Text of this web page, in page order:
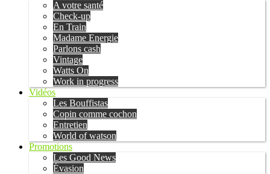
A votre santé
Check-up
En Train
Madame Energie
Parlons cash
Vintage
Watts On
Work in progress
Vidéos
Les Bouffistas
Copin comme cochon
Entretien
World of watson
Promotions
Les Good News
Évasion